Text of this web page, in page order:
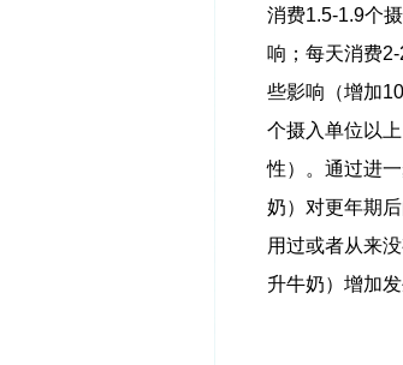
消费1.5-1.9个
响；每天消费2-
些影响（增加
个摄入单位以
性）。通过进
奶）对更年期
用过或者从来
升牛奶）增加